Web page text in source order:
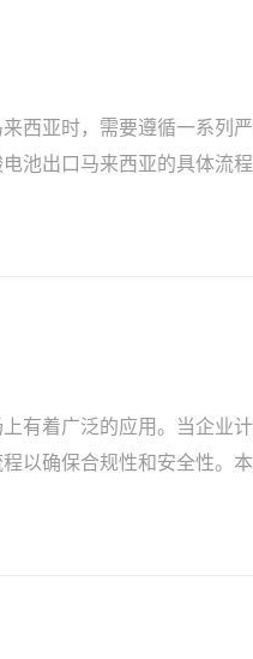
西亚时，需要遵循一系列
池出口马来西亚的具体流
有着广泛的应用。当企业
以确保合规性和安全性。